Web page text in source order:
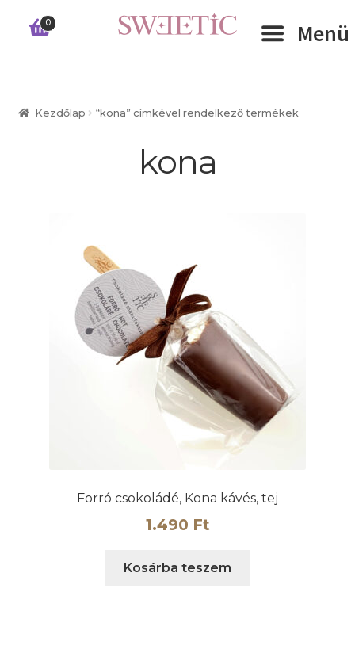
Ugrás
Kilépés
0 Menü
KAPCSOLAT
Kezdőlap “kona” címkével rendelkező termékek
kona
Forró csokoládé, Kona kávés, tej
1.490 Ft
Kosárba teszem